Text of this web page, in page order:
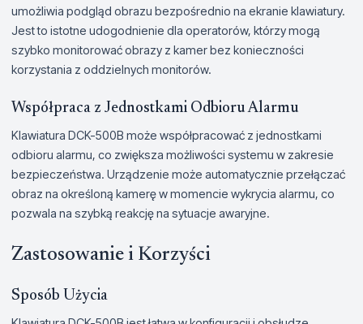
umożliwia podgląd obrazu bezpośrednio na ekranie klawiatury.
Jest to istotne udogodnienie dla operatorów, którzy mogą
szybko monitorować obrazy z kamer bez konieczności
korzystania z oddzielnych monitorów.
Współpraca z Jednostkami Odbioru Alarmu
Klawiatura DCK-500B może współpracować z jednostkami
odbioru alarmu, co zwiększa możliwości systemu w zakresie
bezpieczeństwa. Urządzenie może automatycznie przełączać
obraz na określoną kamerę w momencie wykrycia alarmu, co
pozwala na szybką reakcję na sytuacje awaryjne.
Zastosowanie i Korzyści
Sposób Użycia